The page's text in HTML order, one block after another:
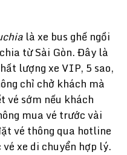
là xe bus ghế ngồi
từ Sài Gòn. Đây là
lượng xe VIP, 5 sao,
chỉ chở khách mà
vé sớm nếu khách
mua vé trước vài
vé thông qua hotline
xe di chuyển hợp lý.